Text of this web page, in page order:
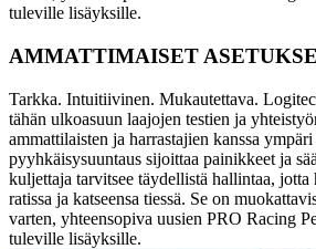
tuleville lisäyksille.
AMMATTIMAISET
Tarkka. Intuitiivinen. Mukautettava.
tähän ulkoasuun laajojen testien ja
ammattilaisten ja harrastajien kanssa
pyyhkäisysuuntaus sijoittaa painikkeet ja
kuljettaja tarvitsee täydellistä hallintaa, jotta
ratissa ja katseensa tiessä. Se on
varten, yhteensopiva uusien PRO Racing
tuleville lisäyksille.